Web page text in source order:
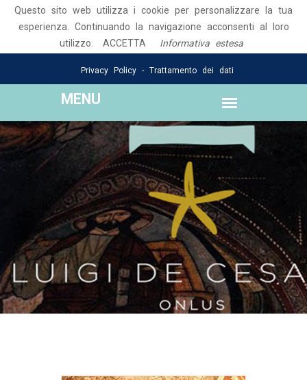
Questo sito web utilizza i cookie per personalizzare la tua
esperienza. Continuando la navigazione acconsenti al loro
utilizzo.
ACCETTA Informativa estesa
Seguici su:
Email: luigidecesarisonlus@gmail.com
Privacy Policy - Trattamento dei dati